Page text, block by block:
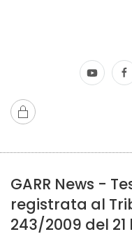
GARR News -
registrata al
243/2009 del